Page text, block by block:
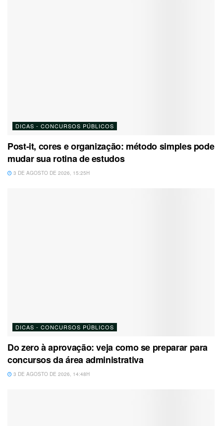
DICAS - CONCURSOS PÚBLICOS
Post-it, cores e organização: método simples pode
mudar sua rotina de estudos
3 DE AGOSTO DE 2026, 15:25H
DICAS - CONCURSOS PÚBLICOS
Do zero à aprovação: veja como se preparar para
concursos da área administrativa
3 DE AGOSTO DE 2026, 14:48H